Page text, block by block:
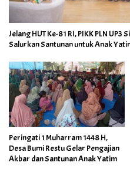
Jelang HUT Ke-81 RI, PIKK PLN
Salurkan Santunan untuk Anak
Peringati 1 Muharram 1448 H,
Desa Bumi Restu Gelar Pengajian
Akbar dan Santunan Anak Yatim